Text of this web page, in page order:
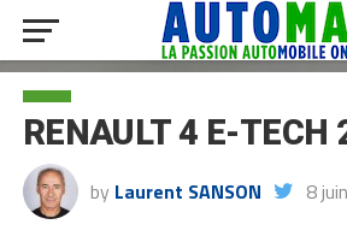
RENAULT 4 E-TECH
by Laurent SANSON 8